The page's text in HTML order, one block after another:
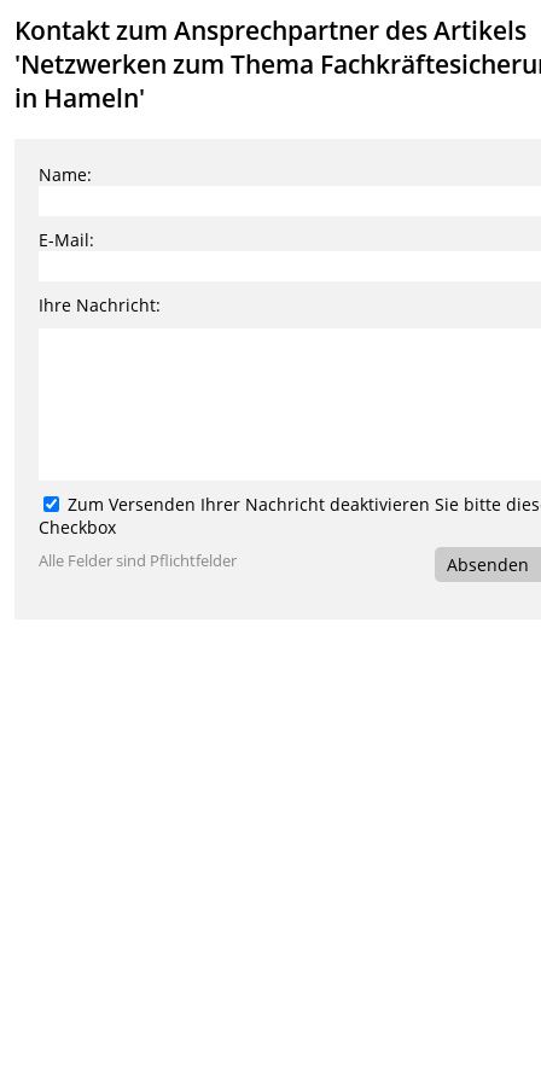
Kontakt zum Ansprechpartner des Artikels
'Netzwerken zum Thema
in Hameln'
Name:
E-Mail:
Ihre Nachricht:
Zum Versenden Ihrer Nachricht deaktivieren Sie bitte
Checkbox
Alle Felder sind Pflichtfelder Absenden